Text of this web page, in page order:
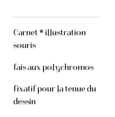
Carnet * illustration
souris
fais aux polychromos
fixatif pour la tenue du
dessin